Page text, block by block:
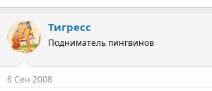
Тигресс
Подниматель пингвинов
6 Сен 2008